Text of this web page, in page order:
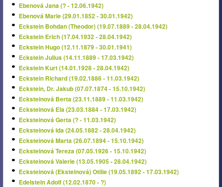
Ebenová Jana (? - 12.06.1942)
Ebenová Marie (29.01.1852 - 30.01.1942)
Eckstein Bohdan (Theodor) (19.07.1889 - 28.04.1942)
Eckstein Erich (17.04.1932 - 28.04.1942)
Eckstein Hugo (12.11.1879 - 30.01.1941)
Eckstein Julius (14.11.1889 - 17.03.1942)
Eckstein Kurt (14.01.1928 - 28.04.1942)
Eckstein Richard (19.02.1886 - 11.03.1942)
Eckstein, Dr. Jakub (07.07.1874 - 15.10.1942)
Ecksteinová Berta (23.11.1889 - 11.03.1942)
Ecksteinová Ela (23.03.1884 - 17.03.1942)
Ecksteinová Gerta (? - 11.03.1942)
Ecksteinová Ida (24.05.1882 - 28.04.1942)
Ecksteinová Marta (26.07.1894 - 15.10.1942)
Ecksteinová Tereza (07.05.1926 - 15.10.1942)
Ecksteinová Valerie (13.05.1905 - 28.04.1942)
Ecksteinová (Eksteinová) Otilie (19.05.1892 - 17.03.1942)
Edelstein Adolf (12.02.1870 - ?)